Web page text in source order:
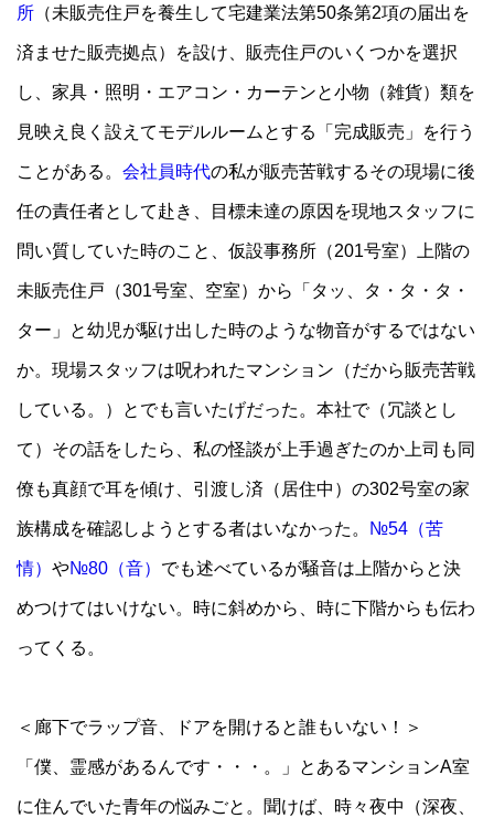
所 （未販売住戸を養生して宅建業法第50条第2項の届出を
済ませた販売拠点）を設け、販売住戸のいくつかを選択
し、家具・照明・エアコン・カーテンと小物（雑貨）類を
見映え良く設えてモデルルームとする「完成販売」を行う
ことがある。会社員時代の私が販売苦戦するその現場に後
任の責任者として赴き、目標未達の原因を現地スタッフに
問い質していた時のこと、仮設事務所（201号室）上階の
未販売住戸（301号室、空室）から「タッ、タ・タ・タ・
ター」と幼児が駆け出した時のような物音がするではない
か。現場スタッフは呪われたマンション（だから販売苦戦
している。）とでも言いたげだった。本社で（冗談とし
て）その話をしたら、私の怪談が上手過ぎたのか上司も同
僚も真顔で耳を傾け、引渡し済（居住中）の302号室の家
族構成を確認しようとする者はいなかった。 №54（苦
情）や№80（音） でも述べているが騒音は上階からと決
めつけてはいけない。時に斜めから、時に下階からも伝わ
ってくる。
＜廊下でラップ音、ドアを開けると誰もいない！＞
「僕、霊感があるんです・・・。」とあるマンションA室
に住んでいた青年の悩みごと。聞けば、時々夜中（深夜、